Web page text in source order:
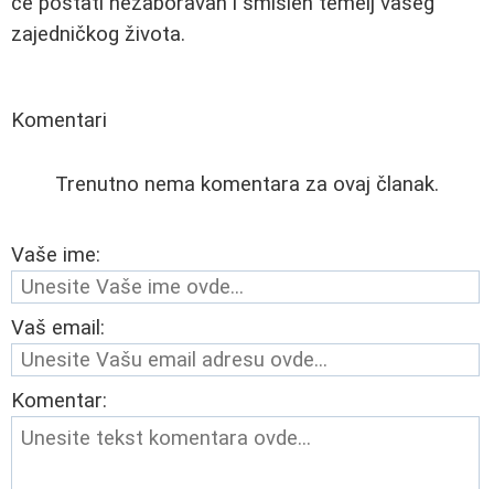
zajedničkog života.
Komentari
Trenutno nema komentara za ovaj članak.
Vaše ime:
Vaš email:
Komentar: